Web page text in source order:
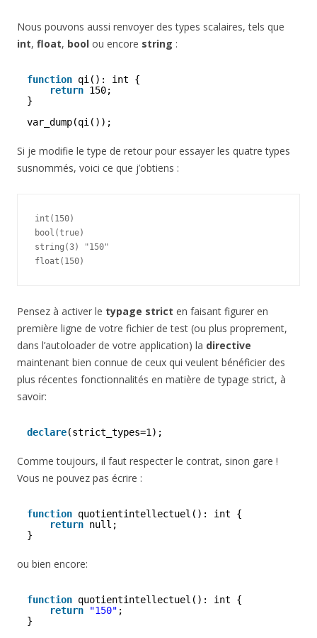
Nous pouvons aussi renvoyer des types scalaires, tels que
int, float, bool ou encore string :
function qi(): int {
return 150;
}
var_dump(qi());
Si je modifie le type de retour pour essayer les quatre types
susnommés, voici ce que j’obtiens :
int(150)
bool(true)
string(3) "150"
Pensez à activer le typage strict en faisant figurer en
première ligne de votre fichier de test (ou plus proprement,
dans l’autoloader de votre application) la directive
maintenant bien connue de ceux qui veulent bénéficier des
plus récentes fonctionnalités en matière de typage strict, à
savoir:
declare(strict_types=1);
Comme toujours, il faut respecter le contrat, sinon gare !
Vous ne pouvez pas écrire :
function quotientintellectuel(): int {
return null;
}
ou bien encore:
function quotientintellectuel(): int {
return
"150" ;
}